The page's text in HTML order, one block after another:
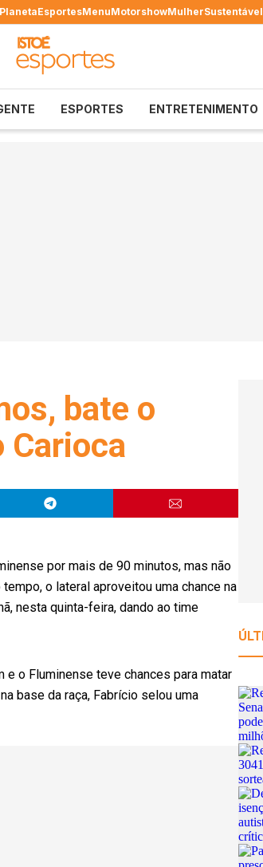
PlanetaEsportesMenuMotorshowMulherSustentável
ESPORTES ENTRETENIMENTO
bate o
Carioca
por mais de 90 minutos, mas não
o lateral aproveitou uma chance na
nesta quinta-feira, dando ao time
e o Fluminense teve chances para matar
base da raça, Fabrício selou uma